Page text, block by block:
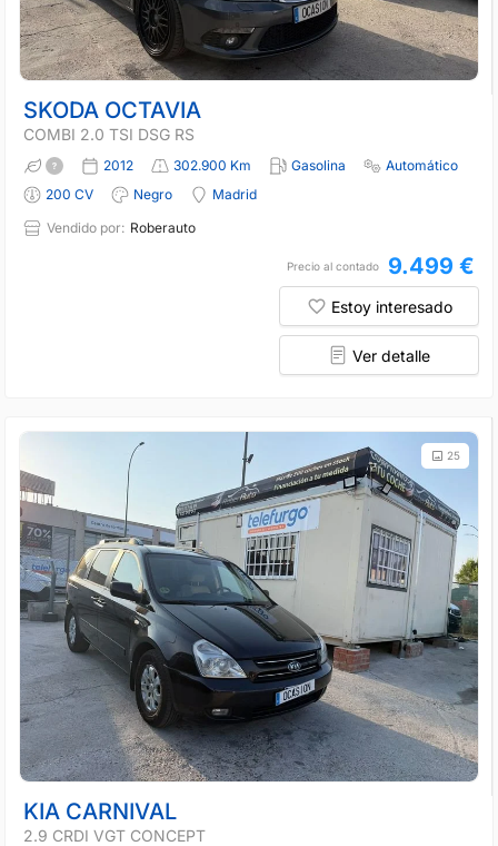
SKODA OCTAVIA
COMBI 2.0 TSI DSG RS
2012 302.900 Km Gasolina
Automático
200 CV
Negro
Madrid
Vendido por: Roberauto
Precio al contado 9.499 €
Estoy interesado
Ver detalle
25
KIA CARNIVAL
2.9 CRDI VGT CONCEPT